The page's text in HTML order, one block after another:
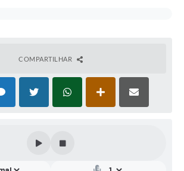
COMPARTILHAR